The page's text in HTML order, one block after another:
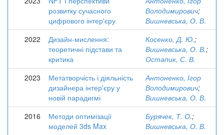
розвитку сучасного
цифрового інтер'єру
Володимирович;
Вишневська, О. В.
2022
Дизайн-мислення:
теоретичні підстави та
критика
Косенко, Д. Ю.;
Вишневська, О. В.;
Остапик, С. В.
2023
Метатворчість і діяльність
дизайнера інтер'єру у
новій парадигмі
Антоненко, Ігор
Володимирович;
Вишневська, О. В.
2016
Методи оптимізації
моделей 3ds Max
Бурячек, Т. О.;
Вишневська, О. В.